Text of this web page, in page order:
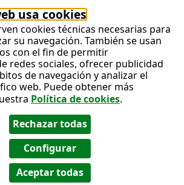
usa cookies
cookies técnicas necesarias para
su navegación. También se usan
con el fin de permitir
redes sociales, ofrecer publicidad
de navegación y analizar el
web. Puede obtener más
Política de cookies.